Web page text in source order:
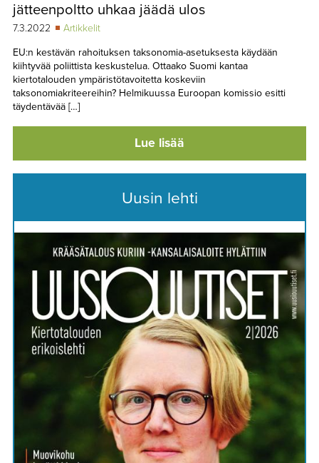
jätteenpoltto uhkaa jäädä ulos
7.3.2022
Artikkelit
EU:n kestävän rahoituksen taksonomia-asetuksesta käydään
kiihtyvää poliittista keskustelua. Ottaako Suomi kantaa
kiertotalouden ympäristötavoitetta koskeviin
taksonomiakriteereihin? Helmikuussa Euroopan komissio esitti
täydentävää […]
Lue lisää
Uusin lehti